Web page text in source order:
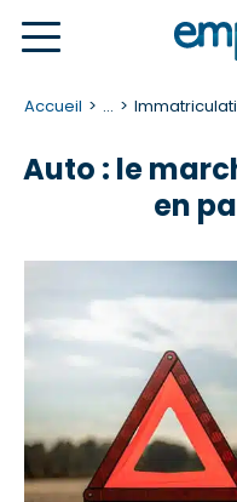
Accueil ...
Auto : le
en